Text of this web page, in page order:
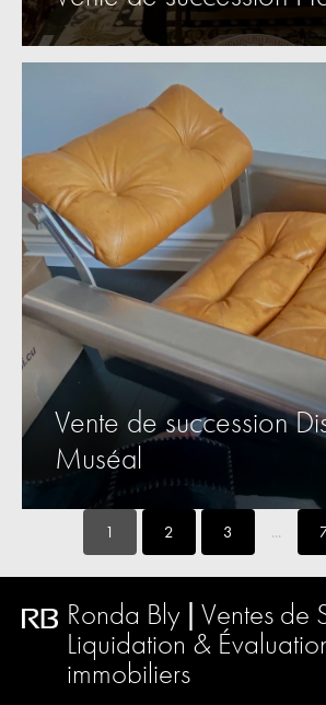
Vente de succession
Muséal
1 2 3 ...
Ronda Bly | Ventes de
Liquidation &
immobiliers